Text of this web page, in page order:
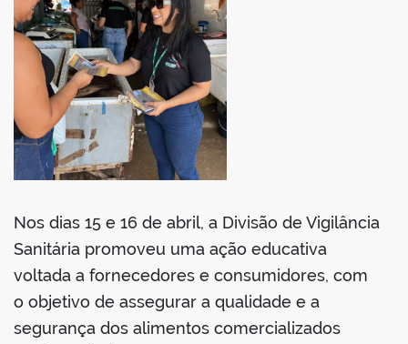
Nos dias 15 e 16 de abril, a Divisão de Vigilância
Sanitária promoveu uma ação educativa
voltada a fornecedores e consumidores, com
o objetivo de assegurar a qualidade e a
segurança dos alimentos comercializados